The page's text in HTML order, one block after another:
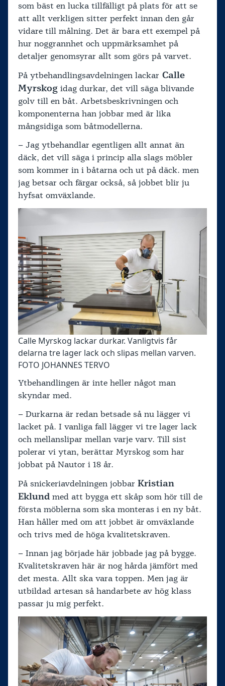
som bäst en lucka tillfälligt på plats för att se
att allt verkligen sitter perfekt innan den går
vidare till målning. Det är bara ett exempel på
hur noggrannhet och uppmärksamhet på
detaljer genomsyrar allt som görs på varvet.
På ytbehandlingsavdelningen lackar Calle
Myrskog idag durkar, det vill säga blivande
golv till en båt. Arbetsbeskrivningen och
komponenterna han jobbar med är lika
mångsidiga som båtmodellerna.
– Jag ytbehandlar egentligen allt annat än
däck, det vill säga i princip alla slags möbler
som kommer in i båtarna och ut på däck. men
jag betsar och färgar också, så jobbet blir ju
hyfsat omväxlande.
Calle Myrskog lackar durkar. Vanligtvis får
delarna tre lager lack och slipas mellan varven.
FOTO JOHANNES TERVO
Ytbehandlingen är inte heller något man
skyndar med.
– Durkarna är redan betsade så nu lägger vi
lacket på. I vanliga fall lägger vi tre lager lack
och mellanslipar mellan varje varv. Till sist
polerar vi ytan, berättar Myrskog som har
jobbat på Nautor i 18 år.
På snickeriavdelningen jobbar Kristian
Eklund med att bygga ett skåp som hör till de
första möblerna som ska monteras i en ny båt.
Han håller med om att jobbet är omväxlande
och trivs med de höga kvalitetskraven.
– Innan jag började här jobbade jag på bygge.
Kvalitetskraven här är nog hårda jämfört med
det mesta. Allt ska vara toppen. Men jag är
utbildad artesan så handarbete av hög klass
passar ju mig perfekt.